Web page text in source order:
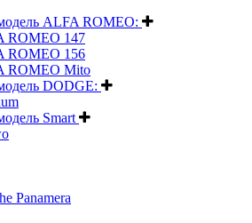
ALFA ROMEO:
ROMEO 147
ROMEO 156
ROMEO Mito
DODGE:
Smart
Panamera